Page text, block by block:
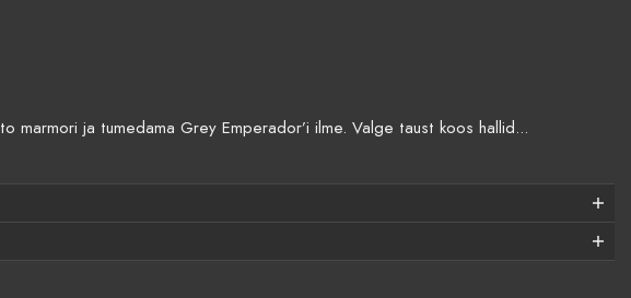
ja tumedama Grey Emperador’i ilme. Valge taust koos hallid...